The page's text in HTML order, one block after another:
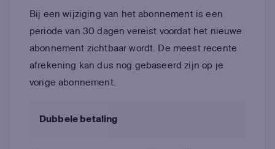
Bij een wijziging van het abonnement is een
periode van 30 dagen vereist voordat het nieuwe
abonnement zichtbaar wordt. De meest recente
afrekening kan dus nog gebaseerd zijn op je
vorige abonnement.
Dubbele betaling